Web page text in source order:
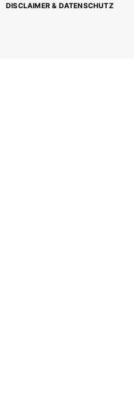
DISCLAIMER & DATENSCHUTZ